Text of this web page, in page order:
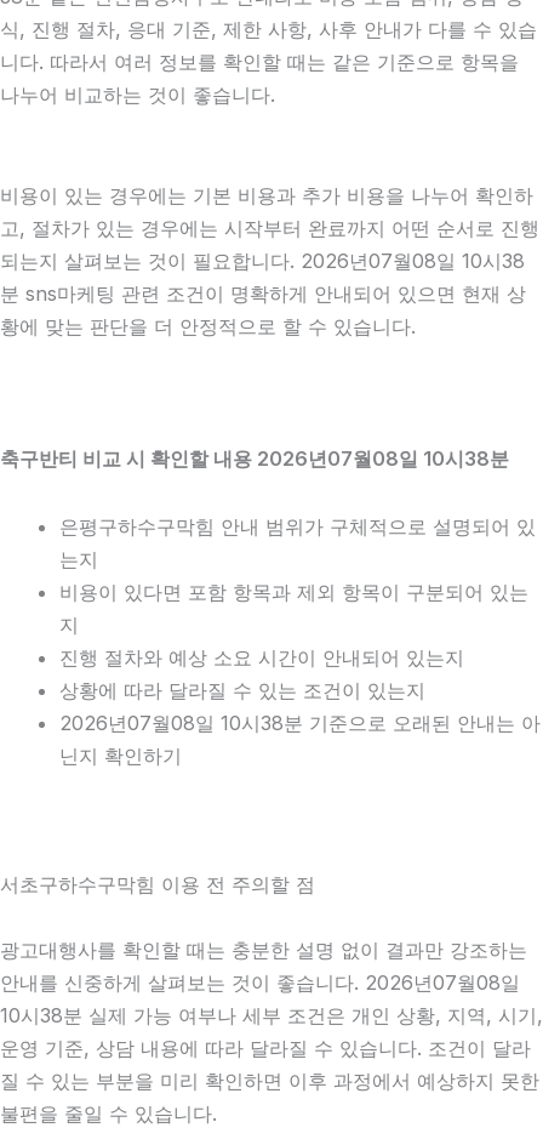
식, 진행 절차, 응대 기준, 제한 사항, 사후 안내가 다를 수 있습
니다. 따라서 여러 정보를 확인할 때는 같은 기준으로 항목을
나누어 비교하는 것이 좋습니다.
비용이 있는 경우에는 기본 비용과 추가 비용을 나누어 확인하
고, 절차가 있는 경우에는 시작부터 완료까지 어떤 순서로 진행
되는지 살펴보는 것이 필요합니다. 2026년07월08일 10시38
분 sns마케팅 관련 조건이 명확하게 안내되어 있으면 현재 상
황에 맞는 판단을 더 안정적으로 할 수 있습니다.
축구반티 비교 시 확인할 내용 2026년07월08일 10시38분
은평구하수구막힘 안내 범위가 구체적으로 설명되어 있
는지
비용이 있다면 포함 항목과 제외 항목이 구분되어 있는
지
진행 절차와 예상 소요 시간이 안내되어 있는지
상황에 따라 달라질 수 있는 조건이 있는지
2026년07월08일 10시38분 기준으로 오래된 안내는 아
닌지 확인하기
서초구하수구막힘 이용 전 주의할 점
광고대행사를 확인할 때는 충분한 설명 없이 결과만 강조하는
안내를 신중하게 살펴보는 것이 좋습니다. 2026년07월08일
10시38분 실제 가능 여부나 세부 조건은 개인 상황, 지역, 시기,
운영 기준, 상담 내용에 따라 달라질 수 있습니다. 조건이 달라
질 수 있는 부분을 미리 확인하면 이후 과정에서 예상하지 못한
불편을 줄일 수 있습니다.